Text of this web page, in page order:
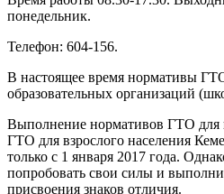
понедельник.
Телефон: 604-156.
В настоящее время нормативы
образовательных организаций
Выполнение нормативов ГТО для
ГТО для взрослого населения
только с 1 января 2017 года.
попробовать свои силы и
присвоения знаков отличия.